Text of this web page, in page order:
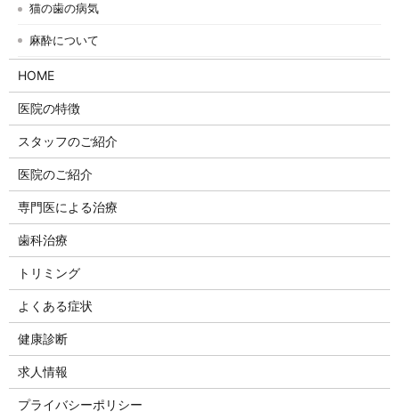
猫の歯の病気
麻酔について
HOME
医院の特徴
スタッフのご紹介
医院のご紹介
専門医による治療
歯科治療
トリミング
よくある症状
健康診断
求人情報
プライバシーポリシー